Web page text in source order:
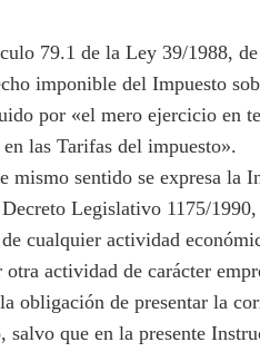
79.1 de la Ley 39/1988, de
imponible del Impuesto
por «el mero ejercicio en
las Tarifas del impuesto».
mismo sentido se expresa la
Legislativo 1175/
cualquier actividad
otra actividad de carácter
obligación de presentar la
salvo que en la presente